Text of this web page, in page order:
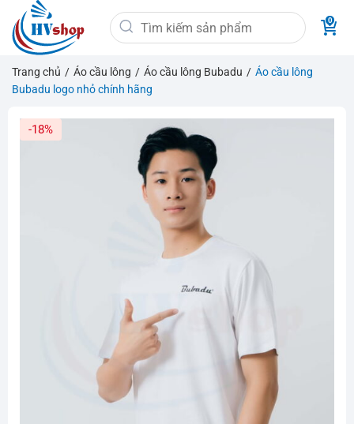
qua
nội
dung
Tìm
kiếm:
Trang chủ / Áo cầu lông / Áo cầu lông Bubadu / Áo cầu lông
Bubadu logo nhỏ chính hãng
-18%